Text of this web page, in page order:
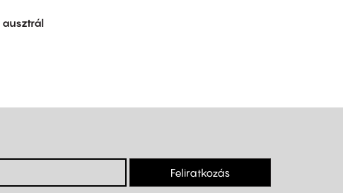
ausztrál
Feliratkozás